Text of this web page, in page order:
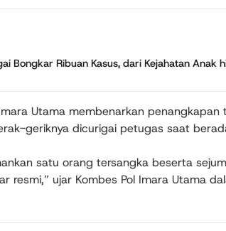
Bongkar Ribuan Kasus, dari Kejahatan Anak
Utama membenarkan
geriknya dicurigai petugas saat
satu orang tersangka beserta
resmi,” ujar Kombes Pol Imara Utama